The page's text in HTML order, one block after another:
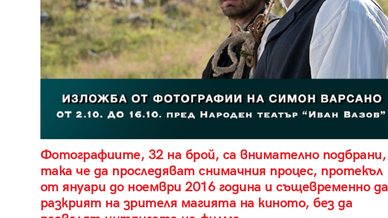
Фотографиите, 32 на брой, са внимателно подбрани,
така че да проследяват снимачния процес, протекъл
от януари до ноември 2016 година и същевременно да
разкрият на зрителя магията на киното, без да